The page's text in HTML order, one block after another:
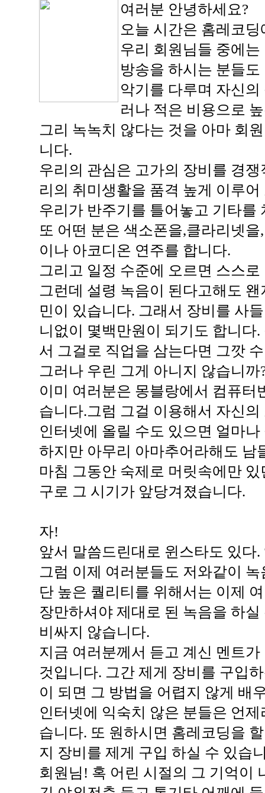
여러분 안녕하세요?
오늘 시간은 홈레코
우리 회원님들 중에
방송을 하시는 분들
악기를 다루며 자신
러나 적은 비용으로
그리 녹녹치 않다는 것을 아마 회
니다.
우리의 관심은 고가의 장비를 경
리의 취미생활을 품격 높게 이루
우리가 반주기를 틀어놓고 기타를
또 어떤 분은 색소폰을,클라리넷
이나 아코디온 연주를 합니다.
그리고 일정 수준에 오르면 스스
그런데 설령 녹음이 된다고해도
민이 있습니다. 그래서 장비를 사
니없이 몇백만원이 되기도 합니다
서 그걸로 직업을 삼는다면 그깟
그러나 우린 그게 아니지 않습니까
이미 여러분은 몽블랑에서 컴퓨
습니다.그럼 그걸 이용해서 자신
인터넷에 올릴 수도 있으면 얼마나
하지만 아무리 아마추어라해도 남
마침 그동안 숙제로 머릿속에만
구로 그 시기가 앞당겨졌습니다.
자!
앞서 말씀드린대로 윈스타도 있다
그럼 이제 여러분들도 저와같이
단 높은 퀄리티를 위해서는 이제
장만하셔야 제대로 된 녹음을 하실
비싸지 않습니다.
지금 여러분께서 듣고 계신 멘트
것입니다. 그간 제게 장비를 구입
이 되면 그 방법을 어렵지 않게 배
인터넷에 익숙치 않은 분들은 언
습니다. 또 원하시면 홈레코딩을
지 장비를 제게 구입 하실 수 있습
회원님! 혹 어린 시절의 그 기억이